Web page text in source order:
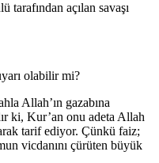
tarafından açılan savaşı
olabilir mi?
Allah’ın gazabına
ki, Kur’an onu adeta Allah
tarif ediyor. Çünkü faiz;
vicdanını çürüten büyük